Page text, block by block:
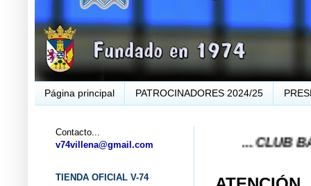
Página principal PATROCINADORES 2024/25
... CLUB
Contacto...
v74villena@gmail.com
TIENDA OFICIAL V-74